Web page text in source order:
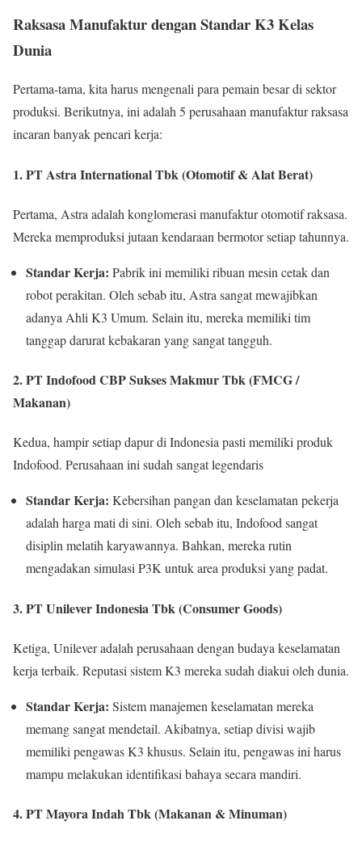
Raksasa Manufaktur dengan Standar K3 Kelas
Dunia
Pertama-tama, kita harus mengenali para pemain besar di sektor
produksi. Berikutnya, ini adalah 5 perusahaan manufaktur raksasa
incaran banyak pencari kerja:
1. PT Astra International Tbk (Otomotif & Alat Berat)
Pertama, Astra adalah konglomerasi manufaktur otomotif raksasa.
Mereka memproduksi jutaan kendaraan bermotor setiap tahunnya.
Standar Kerja: Pabrik ini memiliki ribuan mesin cetak dan
robot perakitan. Oleh sebab itu, Astra sangat mewajibkan
adanya Ahli K3 Umum. Selain itu, mereka memiliki tim
tanggap darurat kebakaran yang sangat tangguh.
2. PT Indofood CBP Sukses Makmur Tbk (FMCG /
Makanan)
Kedua, hampir setiap dapur di Indonesia pasti memiliki produk
Indofood. Perusahaan ini sudah sangat legendaris
Standar Kerja: Kebersihan pangan dan keselamatan pekerja
adalah harga mati di sini. Oleh sebab itu, Indofood sangat
disiplin melatih karyawannya. Bahkan, mereka rutin
mengadakan simulasi P3K untuk area produksi yang padat.
3. PT Unilever Indonesia Tbk (Consumer Goods)
Ketiga, Unilever adalah perusahaan dengan budaya keselamatan
kerja terbaik. Reputasi sistem K3 mereka sudah diakui oleh dunia.
Standar Kerja: Sistem manajemen keselamatan mereka
memang sangat mendetail. Akibatnya, setiap divisi wajib
memiliki pengawas K3 khusus. Selain itu, pengawas ini harus
mampu melakukan identifikasi bahaya secara mandiri.
4. PT Mayora Indah Tbk (Makanan & Minuman)